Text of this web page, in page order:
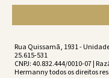
Rua Quissamã, 1931 -
25.615-531
CNPJ: 40.832.444/0010-07 |
Hermanny todos os direitos